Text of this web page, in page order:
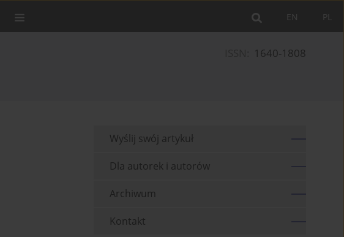
PL
EN
1640-1808
Wyślij swój artykuł
Dla autorek i autorów
Archiwum
Kontakt